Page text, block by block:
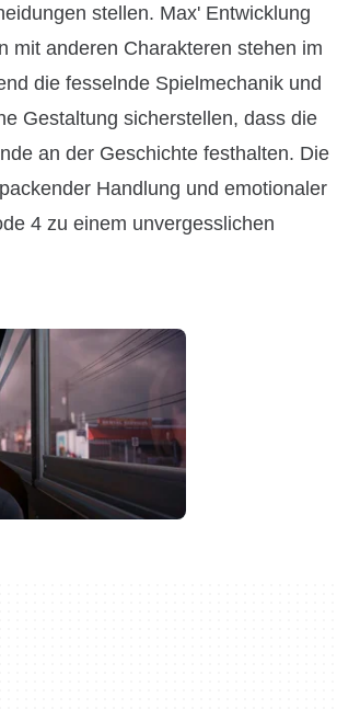
stellen. Max' Entwicklung
mit anderen Charakteren stehen im
die fesselnde Spielmechanik und
Gestaltung sicherstellen, dass die
an der Geschichte festhalten. Die
Handlung und emotionaler
4 zu einem unvergesslichen